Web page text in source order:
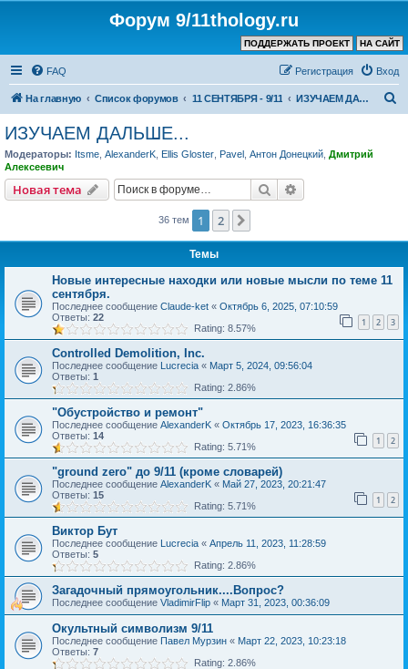
Форум 9/11thology.ru
НА САЙТ
ПОДДЕРЖАТЬ ПРОЕКТ
FAQ Вход
Регистрация
На главную Список форумов 11 СЕНТЯБРЯ - 9/11 ИЗУЧАЕМ ДАЛЬШЕ...
ИЗУЧАЕМ ДАЛЬШЕ...
Модераторы: Itsme AlexanderK Ellis Gloster Pavel Антон Донецкий Дмитрий
Алексеевич
Новая тема Поиск
36 тем 1 2
Темы
Новые интересные находки или новые мысли по теме 11
сентября.
Последнее сообщение Claude-ket « Октябрь 6, 2025, 07:10:59
Ответы: 22 1 2 3
Rating: 8.57%
Controlled Demolition, Inc.
Последнее сообщение Lucrecia « Март 5, 2024, 09:56:04
Ответы: 1
Rating: 2.86%
"Обустройство и ремонт"
Последнее сообщение AlexanderK « Октябрь 17, 2023, 16:36:35
Ответы: 14 1 2
Rating: 5.71%
"ground zero" до 9/11 (кроме словарей)
Последнее сообщение AlexanderK « Май 27, 2023, 20:21:47
Ответы: 15 1 2
Rating: 5.71%
Виктор Бут
Последнее сообщение Lucrecia « Апрель 11, 2023, 11:28:59
Ответы: 5
Rating: 2.86%
Загадочный прямоугольник....Вопрос?
Последнее сообщение VladimirFlip « Март 31, 2023, 00:36:09
Окультный символизм 9/11
Последнее сообщение Павел Мурзин « Март 22, 2023, 10:23:18
Ответы: 7
Rating: 2.86%